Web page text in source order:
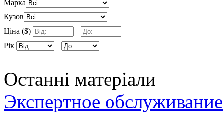
Марка
Кузов
Ціна ($)
Рік
Останні матеріали
Экспертное